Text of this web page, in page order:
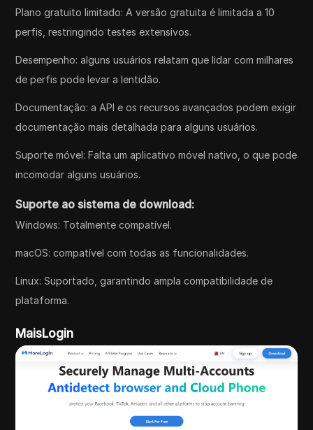
Plano gratuito limitado: A versão gratuita é limitada a 10
perfis, restringindo testes extensivos.
Desempenho: alguns usuários relatam que lidar com milhares
de perfis pode levar a lentidão.
Documentação: a API e os recursos avançados podem exigir
documentação mais detalhada para alguns usuários.
Suporte móvel: Falta um aplicativo móvel nativo, o que pode
incomodar alguns usuários.
Suporte ao sistema de download:
Windows: Totalmente compatível.
macOS: compatível com todas as funcionalidades.
Linux: Suportado, garantindo ampla compatibilidade de
plataforma.
MaisLogin